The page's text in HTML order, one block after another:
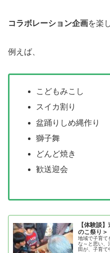
コラボレーション企画を楽
例えば、
こどもみこし
スイカ割り
盆踊りしめ縄作り
獅子舞
どんど焼き
歓送迎会
【体験談
のこ祭り＞
地域で子育て
な～と思い、
田が、子育て